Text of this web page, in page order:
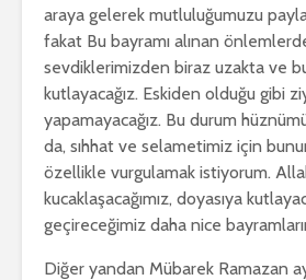
araya gelerek mutluluğumuzu
fakat Bu bayramı alınan
sevdiklerimizden biraz uzakta ve
kutlayacağız. Eskiden olduğu gibi
yapamayacağız. Bu durum
da, sıhhat ve selametimiz için
özellikle vurgulamak istiyorum.
kucaklaşacağımız, doyasıya
geçireceğimiz daha nice
Diğer yandan Mübarek Ramazan